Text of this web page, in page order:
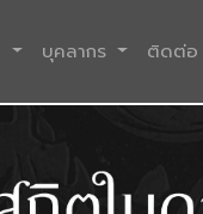
บุคลากร ติดต่อ